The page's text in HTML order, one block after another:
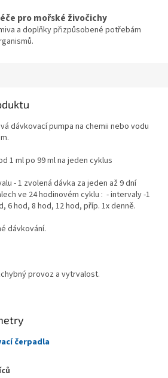
pro mořské živočichy
a doplňky přizpůsobené potřebám
dávkovací pumpa na chemii nebo vodu
1 ml po 99 ml na jeden cyklus
- 1 zvolená dávka za jeden až 9 dní
ve 24 hodinovém cyklu : - intervaly -1
6 hod, 8 hod, 12 hod, příp. 1x denně.
dávkování.
provoz a vytrvalost.
čerpadla